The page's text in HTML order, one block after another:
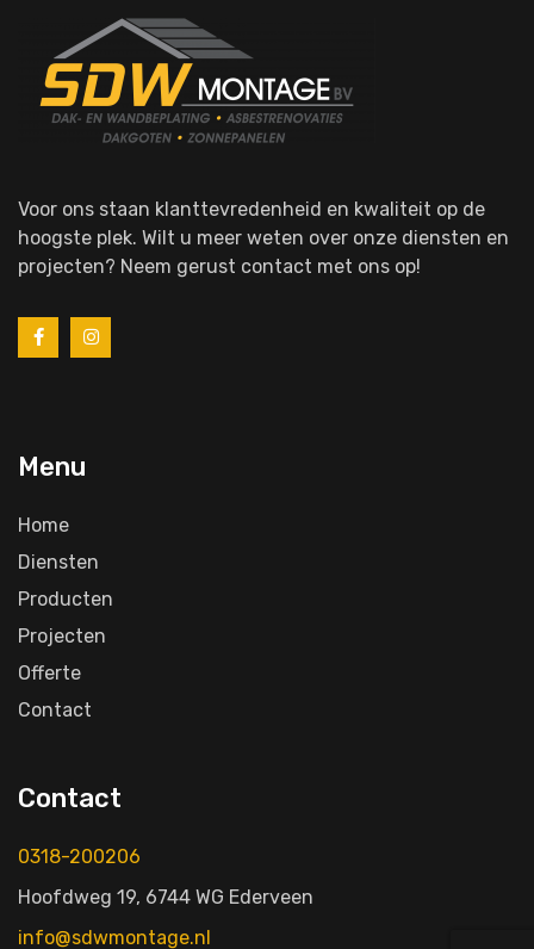
Voor ons staan klanttevredenheid en kwaliteit op de
hoogste plek. Wilt u meer weten over onze diensten en
projecten? Neem gerust contact met ons op!
Menu
Home
Diensten
Producten
Projecten
Offerte
Contact
Contact
0318-200206
Hoofdweg 19, 6744 WG Ederveen
info@sdwmontage.nl